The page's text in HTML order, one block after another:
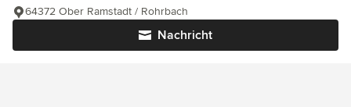
Nachricht
64372 Ober Ramstadt / Rohrbach